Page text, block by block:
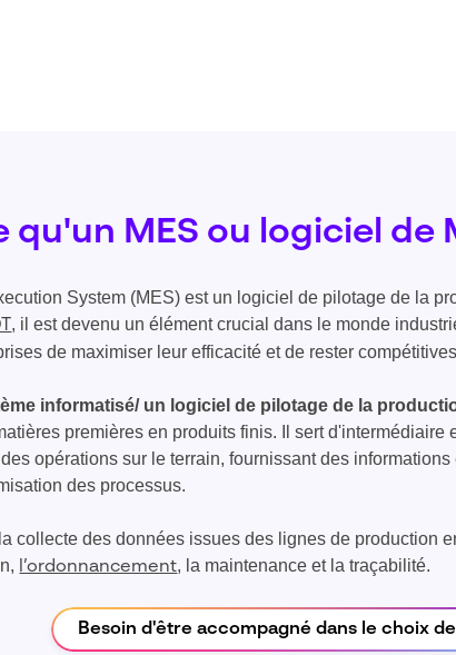
qu'un MES ou logiciel de
System (MES) est un logiciel de pilotage de la
, il est devenu un élément crucial dans le monde
de maximiser leur efficacité et de rester
informatisé/ un logiciel de pilotage de la
premières en produits finis. Il sert
opérations sur le terrain, fournissant des
des processus.
collecte des données issues des lignes de production
l’ordonnancement, la maintenance et la traçabilité.
Besoin d'être accompagné dans le choix